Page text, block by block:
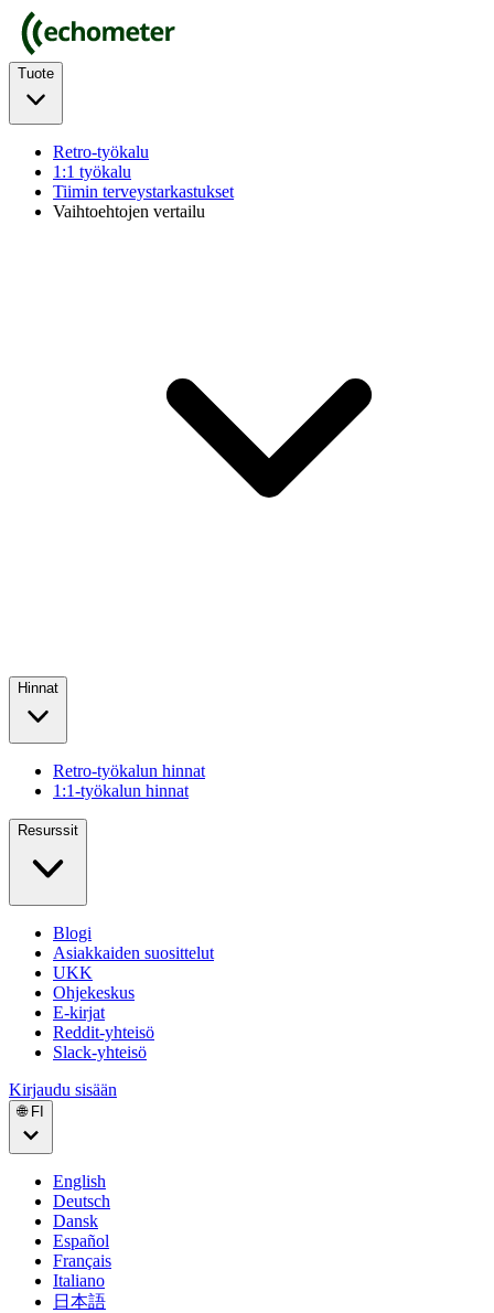
Tuote
Retro-työkalu
1:1 työkalu
Tiimin terveystarkastukset
Vaihtoehtojen vertailu
Hinnat
Retro-työkalun hinnat
1:1-työkalun hinnat
Resurssit
Blogi
Asiakkaiden suosittelut
UKK
Ohjekeskus
E-kirjat
Reddit-yhteisö
Slack-yhteisö
Kirjaudu sisään
🌐 FI
English
Deutsch
Dansk
Español
Français
Italiano
日本語